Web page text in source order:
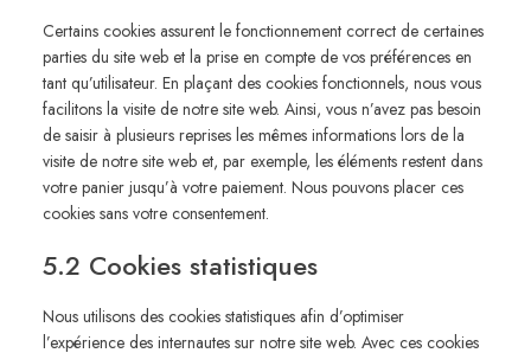
Certains cookies assurent le fonctionnement correct de certaines
parties du site web et la prise en compte de vos préférences en
tant qu’utilisateur. En plaçant des cookies fonctionnels, nous vous
facilitons la visite de notre site web. Ainsi, vous n’avez pas besoin
de saisir à plusieurs reprises les mêmes informations lors de la
visite de notre site web et, par exemple, les éléments restent dans
votre panier jusqu’à votre paiement. Nous pouvons placer ces
cookies sans votre consentement.
5.2 Cookies statistiques
Nous utilisons des cookies statistiques afin d’optimiser
l’expérience des internautes sur notre site web. Avec ces cookies